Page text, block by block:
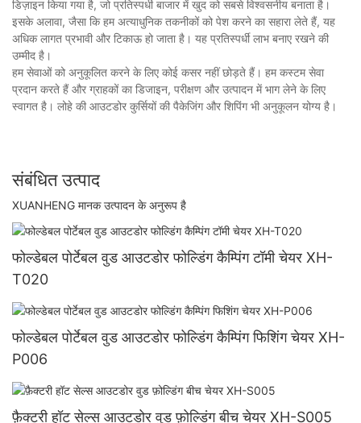
डिज़ाइन किया गया है, जो प्रतिस्पर्धी बाजार में खुद को सबसे विश्वसनीय बनाता है।
इसके अलावा, जैसा कि हम अत्याधुनिक तकनीकों को पेश करने का सहारा लेते हैं, यह
अधिक लागत प्रभावी और टिकाऊ हो जाता है। यह प्रतिस्पर्धी लाभ बनाए रखने की
उम्मीद है।
हम सेवाओं को अनुकूलित करने के लिए कोई कसर नहीं छोड़ते हैं। हम कस्टम सेवा
प्रदान करते हैं और ग्राहकों का डिजाइन, परीक्षण और उत्पादन में भाग लेने के लिए
स्वागत है। लोहे की आउटडोर कुर्सियों की पैकेजिंग और शिपिंग भी अनुकूलन योग्य है।
संबंधित उत्पाद
XUANHENG मानक उत्पादन के अनुरूप है
फोल्डेबल पोर्टेबल वुड आउटडोर फोल्डिंग कैम्पिंग टॉमी चेयर XH-
T020
फोल्डेबल पोर्टेबल वुड आउटडोर फोल्डिंग कैम्पिंग फिशिंग चेयर XH-
P006
फ़ैक्टरी हॉट सेल्स आउटडोर वुड फ़ोल्डिंग बीच चेयर XH-S005